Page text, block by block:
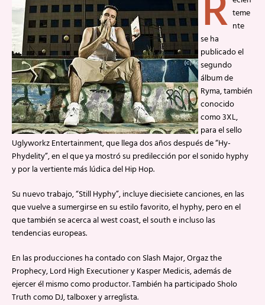
teme
nte
se ha
publicado el
segundo
álbum de
Ryma, también
conocido
como 3XL,
para el sello
Uglyworkz Entertainment, que llega dos años después de “Hy-
Phydelity”, en el que ya mostró su predilección por el sonido hyphy
y por la vertiente más lúdica del Hip Hop.
Su nuevo trabajo, “Still Hyphy”, incluye diecisiete canciones, en las
que vuelve a sumergirse en su estilo favorito, el hyphy, pero en el
que también se acerca al west coast, el south e incluso las
tendencias europeas.
En las producciones ha contado con Slash Major, Orgaz the
Prophecy, Lord High Executioner y Kasper Medicis, además de
ejercer él mismo como productor. También ha participado Sholo
Truth como DJ, talboxer y arreglista.